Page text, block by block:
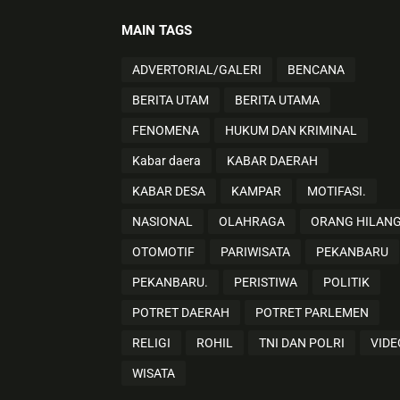
MAIN TAGS
ADVERTORIAL/GALERI BENCANA
BERITA UTAM BERITA UTAMA
FENOMENA HUKUM DAN KRIMINAL
Kabar daera KABAR DAERAH
KABAR DESA KAMPAR MOTIFASI.
NASIONAL OLAHRAGA ORANG
OTOMOTIF PARIWISATA PEKANBARU
PEKANBARU. PERISTIWA POLITIK
POTRET DAERAH POTRET PARLEMEN
RELIGI ROHIL TNI DAN POLRI
WISATA